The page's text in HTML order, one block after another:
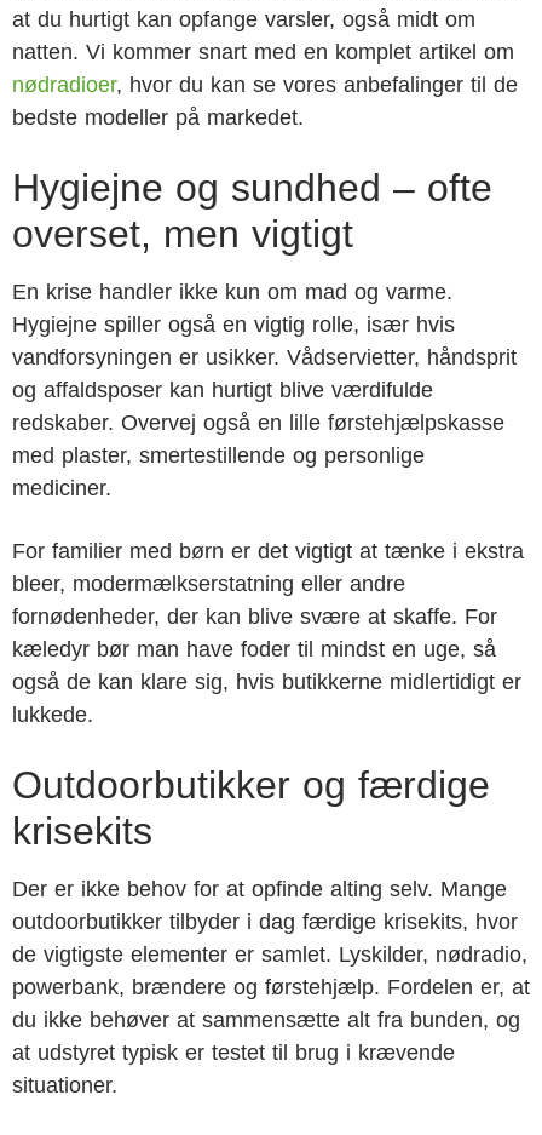
at du hurtigt kan opfange varsler, også midt om
natten. Vi kommer snart med en komplet artikel om
nødradioer, hvor du kan se vores anbefalinger til de
bedste modeller på markedet.
Hygiejne og sundhed – ofte
overset, men vigtigt
En krise handler ikke kun om mad og varme.
Hygiejne spiller også en vigtig rolle, især hvis
vandforsyningen er usikker. Vådservietter, håndsprit
og affaldsposer kan hurtigt blive værdifulde
redskaber. Overvej også en lille førstehjælpskasse
med plaster, smertestillende og personlige
mediciner.
For familier med børn er det vigtigt at tænke i ekstra
bleer, modermælkserstatning eller andre
fornødenheder, der kan blive svære at skaffe. For
kæledyr bør man have foder til mindst en uge, så
også de kan klare sig, hvis butikkerne midlertidigt er
lukkede.
Outdoorbutikker og færdige
krisekits
Der er ikke behov for at opfinde alting selv. Mange
outdoorbutikker tilbyder i dag færdige krisekits, hvor
de vigtigste elementer er samlet. Lyskilder, nødradio,
powerbank, brændere og førstehjælp. Fordelen er, at
du ikke behøver at sammensætte alt fra bunden, og
at udstyret typisk er testet til brug i krævende
situationer.